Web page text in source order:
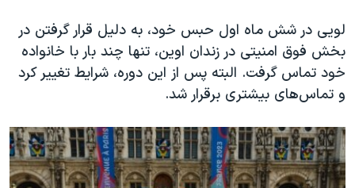
لویی در شش ماه اول حبس خود، به دلیل قرار گرفتن در
بخش فوق امنیتی در زندان اوین، تنها چند بار با خانواده
خود تماس گرفت. البته پس از این دوره، شرایط تغییر کرد
و تماس‌های بیشتری برقرار شد.